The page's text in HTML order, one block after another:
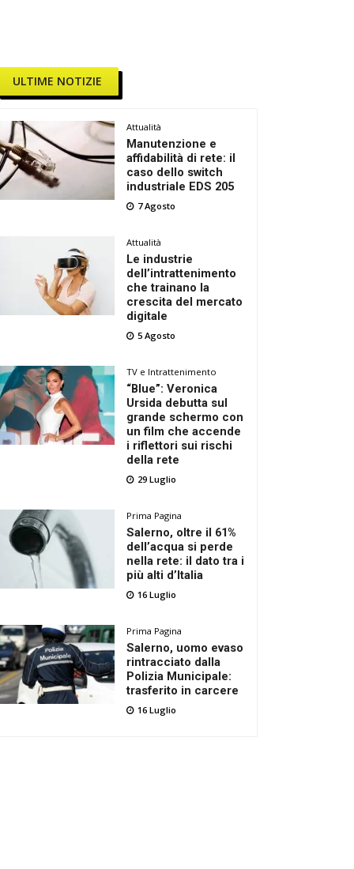
ULTIME NOTIZIE
Attualità
Manutenzione e
affidabilità di rete: il
caso dello switch
industriale EDS 205
7 Agosto
Attualità
Le industrie
dell’intrattenimento
che trainano la
crescita del mercato
digitale
5 Agosto
TV e Intrattenimento
“Blue”: Veronica
Ursida debutta sul
grande schermo con
un film che accende
i riflettori sui rischi
della rete
29 Luglio
Prima Pagina
Salerno, oltre il 61%
dell’acqua si perde
nella rete: il dato tra i
più alti d’Italia
16 Luglio
Prima Pagina
Salerno, uomo evaso
rintracciato dalla
Polizia Municipale:
trasferito in carcere
16 Luglio